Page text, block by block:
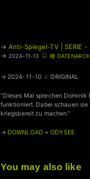
→ Anti-Spiegel-TV | SERIE -
→ 2024-11-13 ♧ 種
→ 2024-11-10 ♧ ORIGINAL
“Dieses Mal sprechen
funktioniert. Dabei schauen
kriegsbereit zu machen.”
→ DOWNLOAD +ODYSEE
You may also like